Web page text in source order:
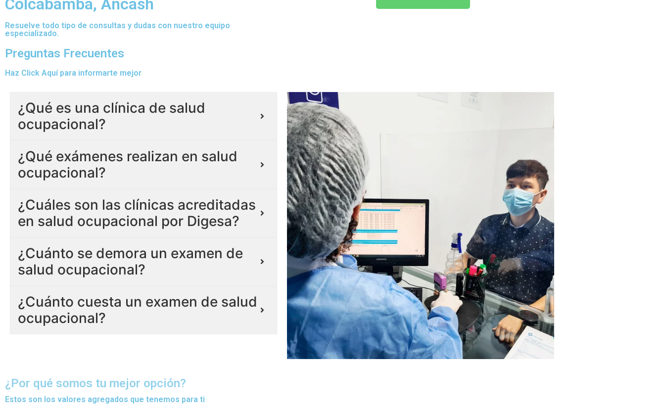
Colcabamba, Áncash
Resuelve todo tipo de consultas y dudas con nuestro equipo
especializado.
Preguntas Frecuentes
Haz Click Aquí para informarte mejor
¿Qué es una clínica de salud
ocupacional?
¿Qué exámenes realizan en salud
ocupacional?
¿Cuáles son las clínicas acreditadas
en salud ocupacional por Digesa?
¿Cuánto se demora un examen de
salud ocupacional?
¿Cuánto cuesta un examen de salud
ocupacional?
¿Por qué somos tu mejor opción?
Estos son los valores agregados que tenemos para ti